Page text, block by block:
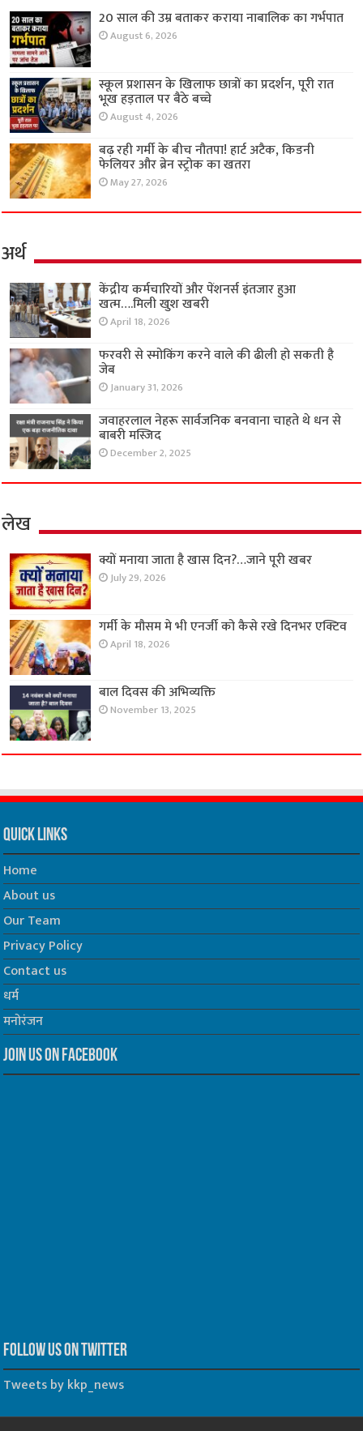
20 साल की उम्र बताकर कराया नाबालिक का गर्भपात
August 6, 2026
स्कूल प्रशासन के खिलाफ छात्रों का प्रदर्शन, पूरी रात
भूख हड़ताल पर बैठे बच्चे
August 4, 2026
बढ़ रही गर्मी के बीच नौतपा! हार्ट अटैक, किडनी
फेलियर और ब्रेन स्ट्रोक का खतरा
May 27, 2026
अर्थ
केंद्रीय कर्मचारियों और पेंशनर्स इंतजार हुआ
खत्म….मिली खुश खबरी
April 18, 2026
फरवरी से स्मोकिंग करने वाले की ढीली हो सकती है
जेब
January 31, 2026
जवाहरलाल नेहरू सार्वजनिक बनवाना चाहते थे धन से
बाबरी मस्जिद
December 2, 2025
लेख
क्यों मनाया जाता है खास दिन?…जाने पूरी खबर
July 29, 2026
गर्मी के मौसम मे भी एनर्जी को कैसे रखे दिनभर एक्टिव
April 18, 2026
बाल दिवस की अभिव्यक्ति
November 13, 2025
Quick Links
Home
About us
Our Team
Privacy Policy
Contact us
धर्म
मनोरंजन
Join us on Facebook
Follow us on Twitter
Tweets by kkp_news